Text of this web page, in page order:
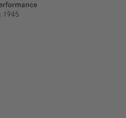
Zubehör